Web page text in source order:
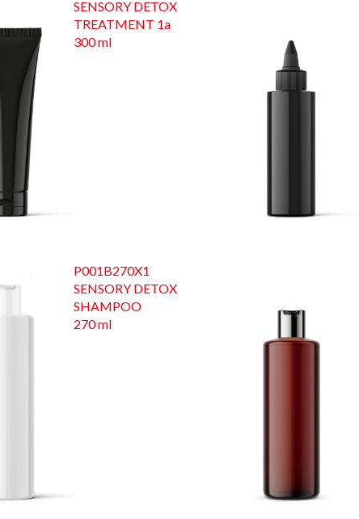
SENSORY DETOX
TREATMENT 1a
300 ml
P001B270X1
SENSORY DETOX
SHAMPOO
270 ml